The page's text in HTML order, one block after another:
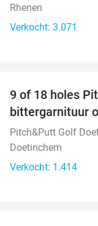
Rhenen
Verkocht: 3.071
9 of 18 holes
bittergarnituur
Pitch&Putt Golf
Doetinchem
Verkocht: 1.414